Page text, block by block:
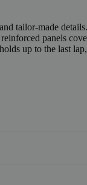
tailor-made
panels
up to the last